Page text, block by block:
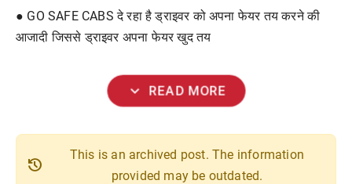
● GO SAFE CABS दे रहा है ड्राइवर को अपना फेयर तय करने की
आजादी जिससे ड्राइवर अपना फेयर खुद तय
expand_more READ MORE
history
This is an archived post. The information
provided may be outdated.